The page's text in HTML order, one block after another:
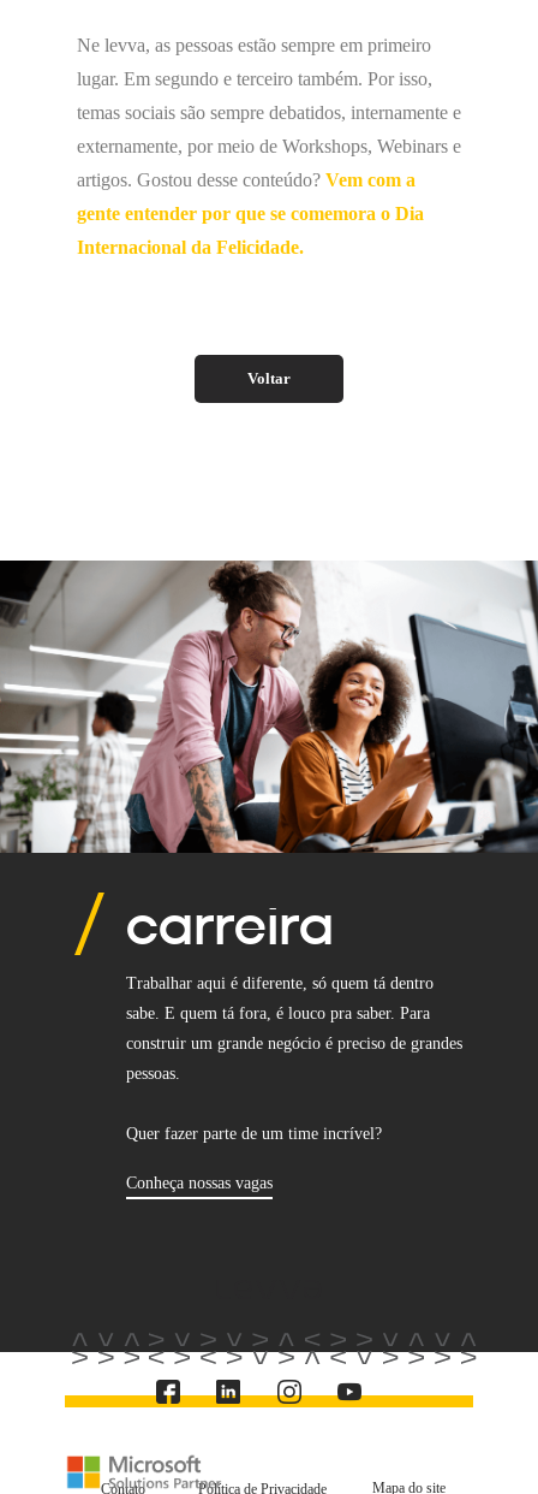
Ne levva, as pessoas estão sempre em primeiro
lugar. Em segundo e terceiro também. Por isso,
temas sociais são sempre debatidos, internamente e
externamente, por meio de Workshops, Webinars e
artigos. Gostou desse conteúdo? Vem com a
gente entender por que se comemora o Dia
Internacional da Felicidade.
Voltar
carreira
Trabalhar aqui é diferente, só quem tá dentro
sabe. E quem tá fora, é louco pra saber. Para
construir um grande negócio é preciso de grandes
pessoas.
Quer fazer parte de um time incrível?
Conheça nossas vagas
Contato Política de Privacidade Mapa do site